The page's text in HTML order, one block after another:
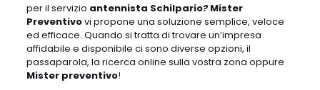
per il servizio antennista Schilpario?Mister
Preventivovi propone una soluzione semplice, veloce
ed efficace. Quando si tratta di trovare un’impresa
affidabile e disponibile ci sono diverse opzioni, il
passaparola, la ricerca online sulla vostra zona oppure
Mister preventivo!